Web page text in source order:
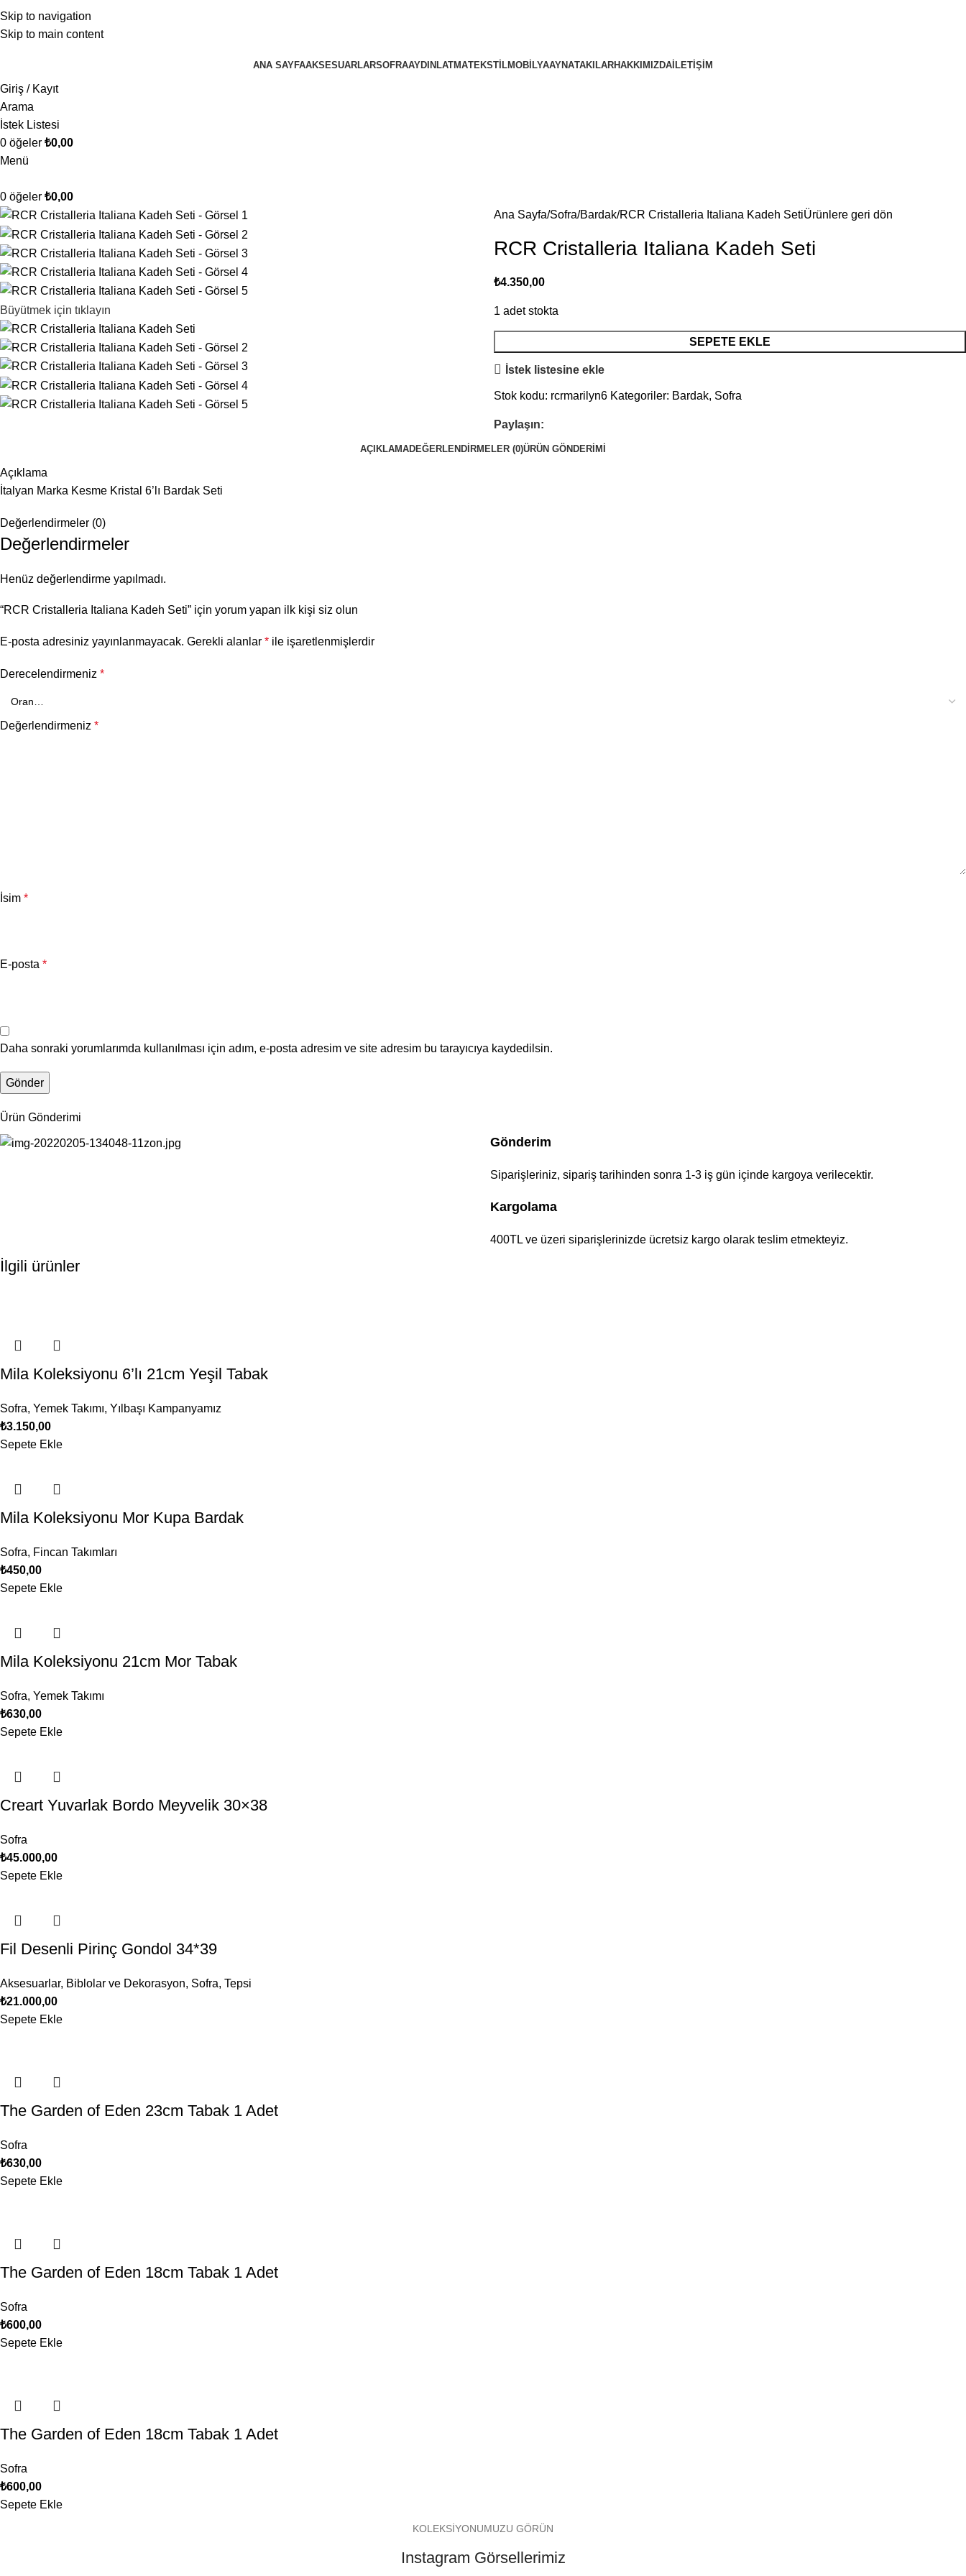
Skip to navigation
Skip to main content
ANA SAYFAAKSESUARLARSOFRAAYDINLATMATEKSTILMOBILYAAYNATAKILARHAKKIMIZDAİLETİŞİM
Giriş / Kayıt
Arama
İstek Listesi
0 öğeler ₺0,00
Menü
0 öğeler ₺0,00
Büyütmek için tıklayın
Ana Sayfa Sofra Bardak RCR Cristalleria Italiana Kadeh SetiÜrünlere geri dön
RCR Cristalleria Italiana Kadeh Seti
₺4.350,00
1 adet stokta
SEPETE EKLE
İstek listesine ekle
Stok kodu: rcrmarilyn6 Kategoriler: Bardak, Sofra
Paylaşın:
AÇIKLAMADEĞERLENDIRMELER (0)ÜRÜN GÖNDERIMI
Açıklama
İtalyan Marka Kesme Kristal 6’lı Bardak Seti
Değerlendirmeler (0)
Değerlendirmeler
Henüz değerlendirme yapılmadı.
“RCR Cristalleria Italiana Kadeh Seti” için yorum yapan ilk kişi siz olun
E-posta adresiniz yayınlanmayacak. Gerekli alanlar * ile işaretlenmişlerdir
Derecelendirmeniz *
Değerlendirmeniz *
İsim *
E-posta *
Daha sonraki yorumlarımda kullanılması için adım, e-posta adresim ve site adresim bu tarayıcıya kaydedilsin.
Ürün Gönderimi
Gönderim
Siparişleriniz, sipariş tarihinden sonra 1-3 iş gün içinde kargoya verilecektir.
Kargolama
400TL ve üzeri siparişlerinizde ücretsiz kargo olarak teslim etmekteyiz.
İlgili ürünler
Mila Koleksiyonu 6’lı 21cm Yeşil Tabak
Sofra, Yemek Takımı, Yılbaşı Kampanyamız
₺3.150,00
Sepete Ekle
Mila Koleksiyonu Mor Kupa Bardak
Sofra, Fincan Takımları
₺450,00
Sepete Ekle
Mila Koleksiyonu 21cm Mor Tabak
Sofra, Yemek Takımı
₺630,00
Sepete Ekle
Creart Yuvarlak Bordo Meyvelik 30×38
Sofra
₺45.000,00
Sepete Ekle
Fil Desenli Pirinç Gondol 34*39
Aksesuarlar, Biblolar ve Dekorasyon, Sofra, Tepsi
₺21.000,00
Sepete Ekle
The Garden of Eden 23cm Tabak 1 Adet
Sofra
₺630,00
Sepete Ekle
The Garden of Eden 18cm Tabak 1 Adet
Sofra
₺600,00
Sepete Ekle
The Garden of Eden 18cm Tabak 1 Adet
Sofra
₺600,00
Sepete Ekle
KOLEKSİYONUMUZU GÖRÜN
Instagram Görsellerimiz